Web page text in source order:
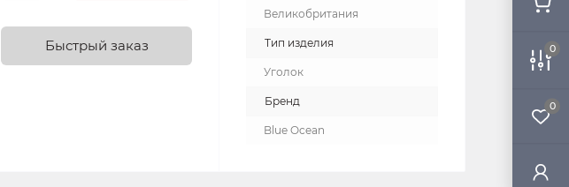
0
0
Быстрый заказ
Великобритания
Тип изделия
Уголок
Бренд
Blue Ocean